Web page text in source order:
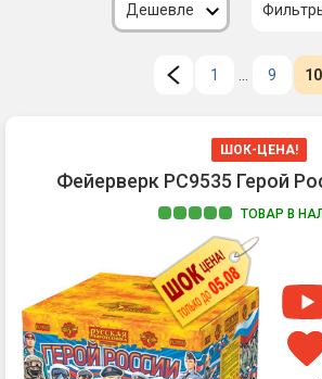
Дешевле
1 9 10
ШОК-ЦЕНА!
Фейерверк РС9535 Герой
ТОВАР В